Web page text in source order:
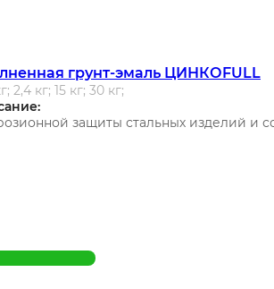
грунт-эмаль ЦИНКОFULL
2,4 кг; 15 кг; 30 кг;
защиты стальных изделий и